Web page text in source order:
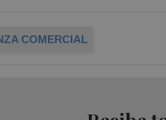
COMERCIAL